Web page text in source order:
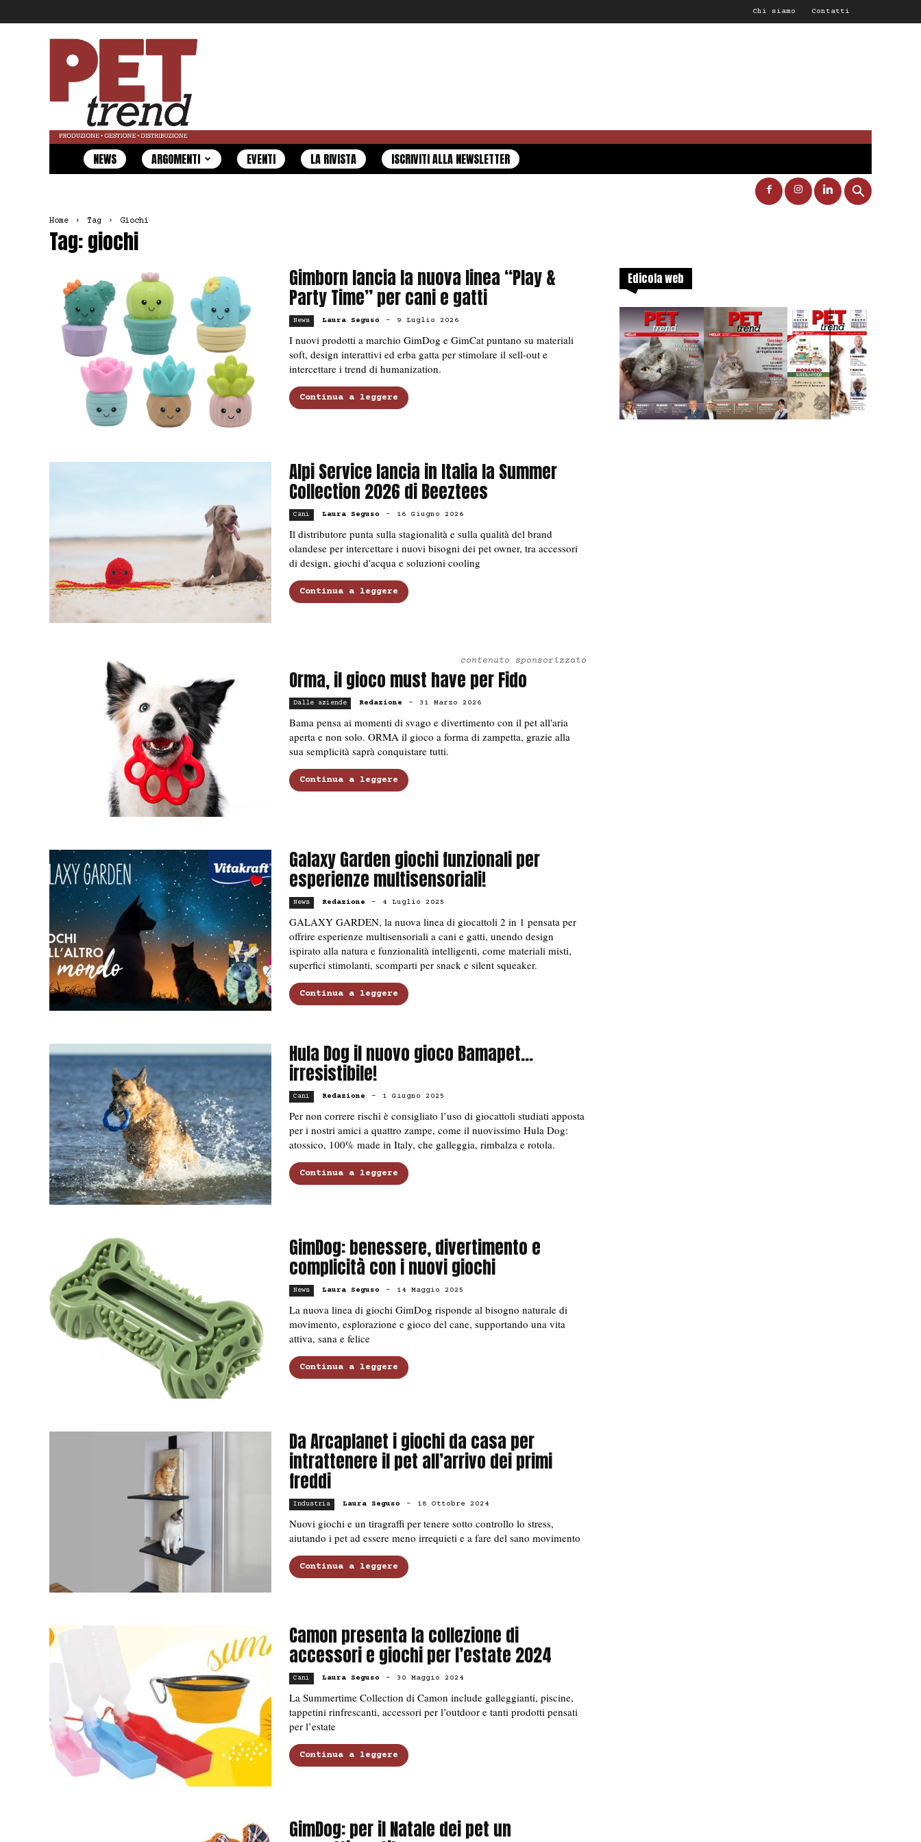
Chi siamo Contatti
Pet
Trend
NEWS ARGOMENTI EVENTI LA RIVISTA ISCRIVITI ALLA NEWSLETTER
Home Tag Giochi
Tag: giochi
Gimborn lancia la nuova linea “Play &
Party Time” per cani e gatti
News Laura Seguso - 9 Luglio 2026
I nuovi prodotti a marchio GimDog e GimCat puntano su materiali
soft, design interattivi ed erba gatta per stimolare il sell-out e
intercettare i trend di humanization.
Continua a leggere
Alpi Service lancia in Italia la Summer
Collection 2026 di Beeztees
Cani Laura Seguso - 16 Giugno 2026
Il distributore punta sulla stagionalità e sulla qualità del brand
olandese per intercettare i nuovi bisogni dei pet owner, tra accessori
di design, giochi d'acqua e soluzioni cooling
Continua a leggere
contenuto sponsorizzato
Orma, il gioco must have per Fido
Dalle aziende Redazione - 31 Marzo 2026
Bama pensa ai momenti di svago e divertimento con il pet all'aria
aperta e non solo. ORMA il gioco a forma di zampetta, grazie alla
sua semplicità saprà conquistare tutti.
Continua a leggere
Galaxy Garden giochi funzionali per
esperienze multisensoriali!
News Redazione - 4 Luglio 2025
GALAXY GARDEN, la nuova linea di giocattoli 2 in 1 pensata per
offrire esperienze multisensoriali a cani e gatti, unendo design
ispirato alla natura e funzionalità intelligenti, come materiali misti,
superfici stimolanti, scomparti per snack e silent squeaker.
Continua a leggere
Hula Dog il nuovo gioco Bamapet…
irresistibile!
Cani Redazione - 1 Giugno 2025
Per non correre rischi è consigliato l’uso di giocattoli studiati apposta
per i nostri amici a quattro zampe, come il nuovissimo Hula Dog:
atossico, 100% made in Italy, che galleggia, rimbalza e rotola.
Continua a leggere
GimDog: benessere, divertimento e
complicità con i nuovi giochi
News Laura Seguso - 14 Maggio 2025
La nuova linea di giochi GimDog risponde al bisogno naturale di
movimento, esplorazione e gioco del cane, supportando una vita
attiva, sana e felice
Continua a leggere
Da Arcaplanet i giochi da casa per
intrattenere il pet all’arrivo dei primi
freddi
Industria Laura Seguso - 18 Ottobre 2024
Nuovi giochi e un tiragraffi per tenere sotto controllo lo stress,
aiutando i pet ad essere meno irrequieti e a fare del sano movimento
Continua a leggere
Camon presenta la collezione di
accessori e giochi per l’estate 2024
Cani Laura Seguso - 30 Maggio 2024
La Summertime Collection di Camon include galleggianti, piscine,
tappetini rinfrescanti, accessori per l’outdoor e tanti prodotti pensati
per l’estate
Continua a leggere
GimDog: per il Natale dei pet un
Edicola web